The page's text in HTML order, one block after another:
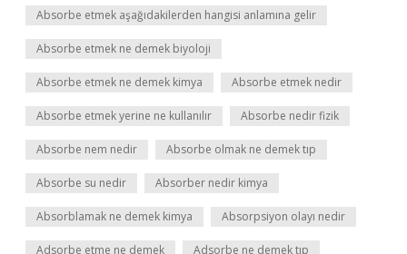
Absorbe etmek aşağıdakilerden hangisi anlamına gelir
Absorbe etmek ne demek biyoloji
Absorbe etmek ne demek kimya Absorbe etmek nedir
Absorbe etmek yerine ne kullanılır Absorbe nedir fizik
Absorbe nem nedir Absorbe olmak ne demek tıp
Absorbe su nedir Absorber nedir kimya
Absorblamak ne demek kimya Absorpsiyon olayı nedir
Adsorbe etme ne demek Adsorbe ne demek tıp